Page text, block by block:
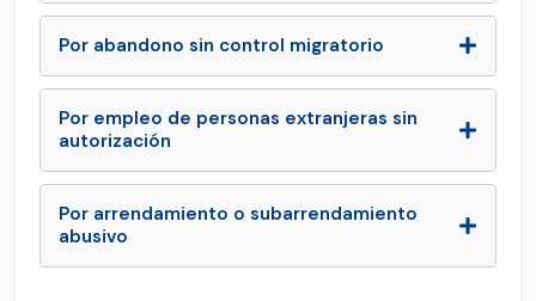
Por abandono sin control migratorio
Por empleo de personas extranjeras sin
autorización
Por arrendamiento o subarrendamiento
abusivo